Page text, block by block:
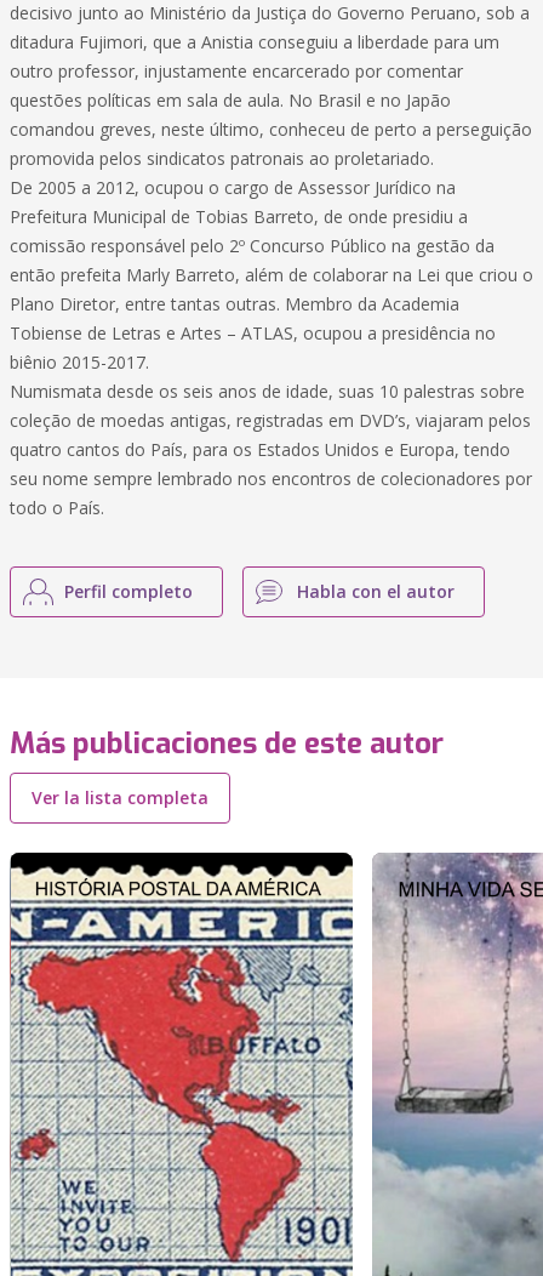
decisivo junto ao Ministério da Justiça do Governo Peruano, sob a
ditadura Fujimori, que a Anistia conseguiu a liberdade para um
outro professor, injustamente encarcerado por comentar
questões políticas em sala de aula. No Brasil e no Japão
comandou greves, neste último, conheceu de perto a perseguição
promovida pelos sindicatos patronais ao proletariado.
De 2005 a 2012, ocupou o cargo de Assessor Jurídico na
Prefeitura Municipal de Tobias Barreto, de onde presidiu a
comissão responsável pelo 2º Concurso Público na gestão da
então prefeita Marly Barreto, além de colaborar na Lei que criou o
Plano Diretor, entre tantas outras. Membro da Academia
Tobiense de Letras e Artes – ATLAS, ocupou a presidência no
biênio 2015-2017.
Numismata desde os seis anos de idade, suas 10 palestras sobre
coleção de moedas antigas, registradas em DVD’s, viajaram pelos
quatro cantos do País, para os Estados Unidos e Europa, tendo
seu nome sempre lembrado nos encontros de colecionadores por
todo o País.
Perfil completo Habla con el autor
Más publicaciones de este autor
Ver la lista completa